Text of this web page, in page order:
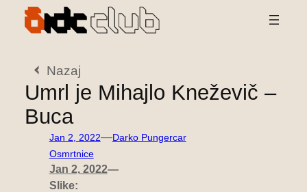
Preskoči
Nazaj
Umrl je Mihajlo Kneževič –
Buca
Jan 2, 2022—Darko Pungercar
Osmrtnice
Jan 2, 2022—
Slike: